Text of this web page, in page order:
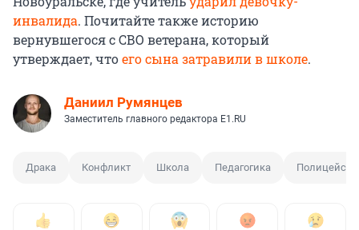
инвалида. Почитайте также историю
вернувшегося с СВО ветерана, который
утверждает, чтоего сына затравили в школе.
Даниил Румянцев
Заместитель главного редактора E1.RU
Драка Конфликт Школа Педагогика